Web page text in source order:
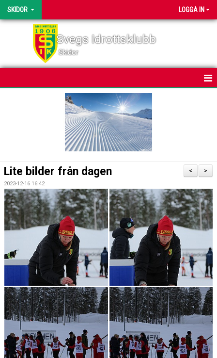
SKIDOR LOGGA IN
Svegs Idrottsklubb
Skidor
DOKUMENT
SVEGSSKIDAN
KONTAKT
TÄVLINGAR
KOMMUNSKIDAN
>
<
Lite bilder från dagen
2023-12-16 16:42